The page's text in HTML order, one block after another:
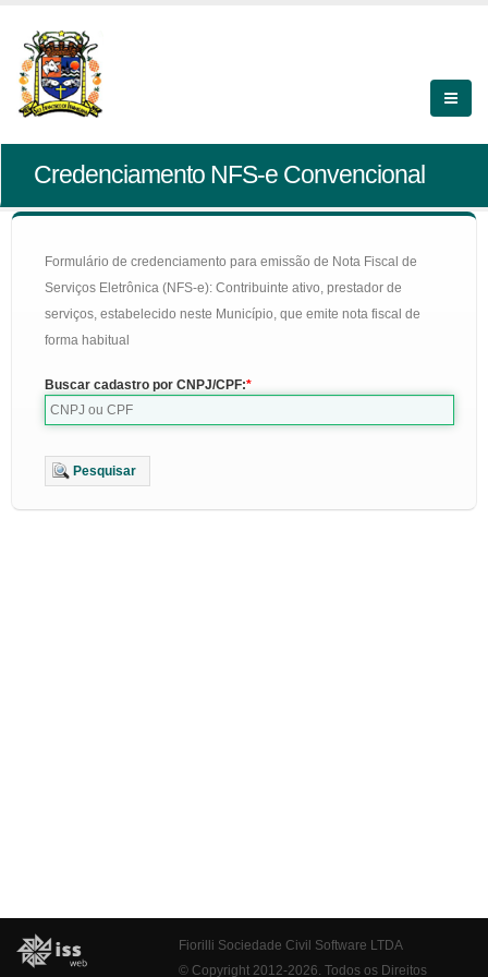
Credenciamento NFS-e Convencional
Formulário de credenciamento para emissão de Nota Fiscal de
Serviços Eletrônica (NFS-e): Contribuinte ativo, prestador de
serviços, estabelecido neste Município, que emite nota fiscal de
forma habitual
Buscar cadastro por CNPJ/CPF:
Pesquisar
Fiorilli Sociedade Civil Software LTDA
© Copyright 2012-2026. Todos os Direitos